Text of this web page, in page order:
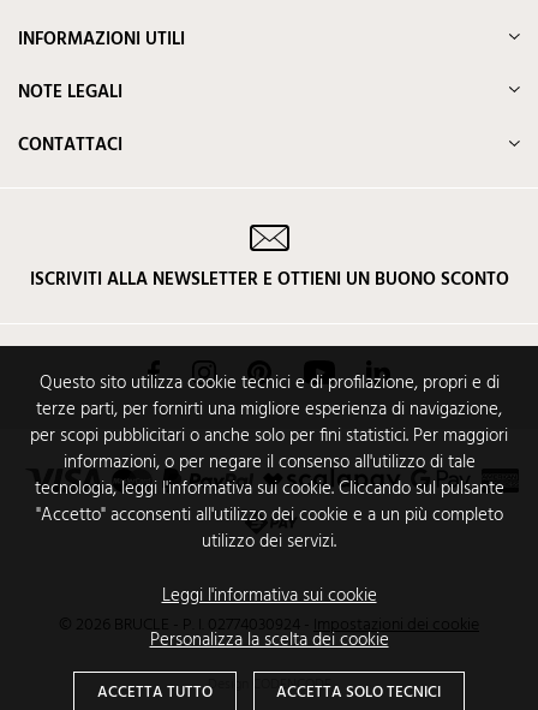
Questo sito utilizza cookie tecnici e di profilazione, propri e di
terze parti, per fornirti una migliore esperienza di navigazione,
per scopi pubblicitari o anche solo per fini statistici. Per maggiori
informazioni, o per negare il consenso all'utilizzo di tale
tecnologia, leggi l'informativa sui cookie. Cliccando sul pulsante
"Accetto" acconsenti all'utilizzo dei cookie e a un più completo
utilizzo dei servizi.
Leggi l'informativa sui cookie
Personalizza la scelta dei cookie
ACCETTA TUTTO ACCETTA SOLO TECNICI
INFORMAZIONI UTILI
NOTE LEGALI
CONTATTACI
ISCRIVITI ALLA NEWSLETTER E OTTIENI UN BUONO SCONTO
FacebookInstagramPinterest YouTube
© 2026 BRUCLE - P. I. 02774030924 Impostazioni dei cookie
Design CODENCODE